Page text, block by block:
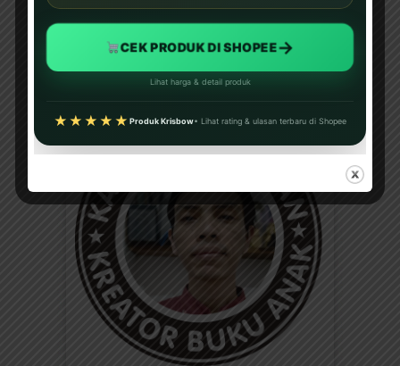
Aku Makan
PRINT DI SINI...
CEK PRODUK DI SHOPEE→
Lihat harga & detail produk
★★★★★ Produk Krisbow• Lihat rating & ulasan terbaru di Shopee